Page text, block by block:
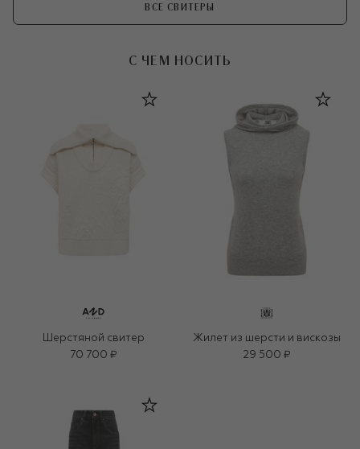
ВСЕ СВИТЕРЫ
С ЧЕМ НОСИТЬ
Шерстяной свитер
70 700 ₽
Жилет из шерсти и вискозы
29 500 ₽